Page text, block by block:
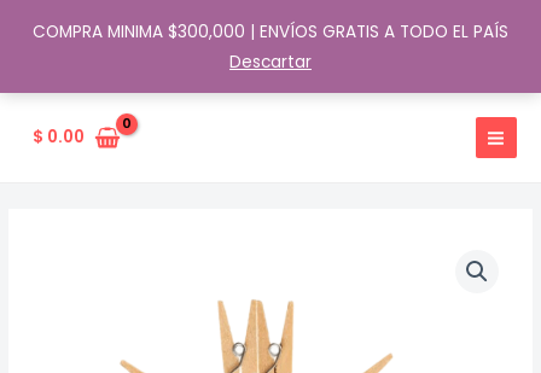
COMPRA MINIMA $300,000 | ENVÍOS GRATIS A TODO EL PAÍS
Descartar
$ 0.00